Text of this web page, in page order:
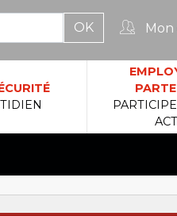
Mon